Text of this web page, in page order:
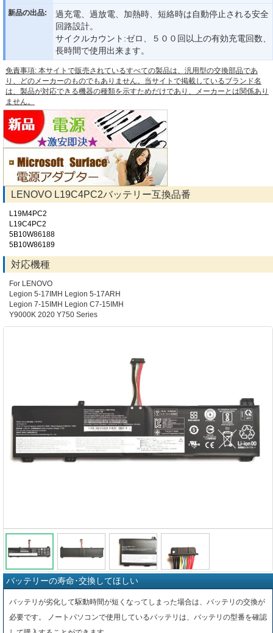
新品の出品:
過充電、過放電、加熱時、短絡時は自動停止される安全
回路設計。
サイクルカウント:ゼロ、５００回以上の有効充電回数、
長時間で使用出来ます。
免責事項: 本サイトで販売されているすべての製品は、汎用型の交換部品であ
り、どのメーカーのものでもありません。当サイトで掲載しているブランド名
は、製品が対応できる機器の種類を示すためだけであり、メーカーとは関係あり
ません。
LENOVO L19C4PC2バッテリー互換品番
L19M4PC2
L19C4PC2
5B10W86188
5B10W86189
対応機種
For LENOVO
Legion 5-17IMH Legion 5-17ARH
Legion 7-15IMH Legion C7-15IMH
Y9000K 2020 Y750 Series
バッテリーの寿命･交換してほしい
バッテリが劣化して駆動時間が短くなってしまった場合は、バッテリの交換が
必要です。 ノートパソコンで使用しているバッテリは、バッテリの型番を確認